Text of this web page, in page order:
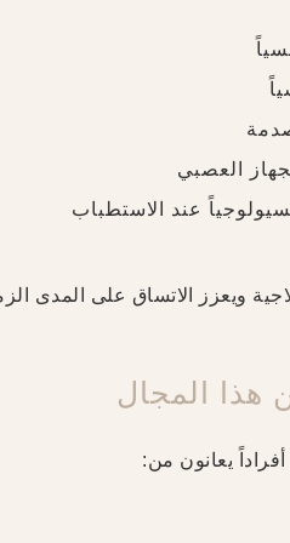
العصبي
عند الاستطباب
ويعزز الاتساق على المدى
هذا المجال
يعانون من: